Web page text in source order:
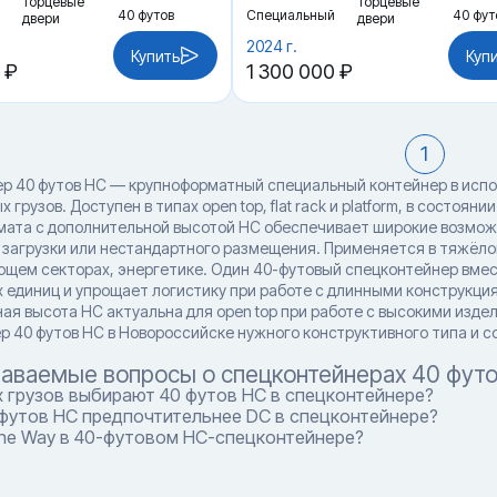
двери
40 футов
₽
Купить
Специальный
двери
40
2024 г.
1 300 000 ₽
1
40 футов HC — крупноформатный специальный контейнер в
грузов. Доступен в типах open top, flat rack и platform, в
с дополнительной высотой HC обеспечивает широкие
или нестандартного размещения. Применяется в
секторах, энергетике. Один 40-футовый спецконтейнер
единиц и упрощает логистику при работе с длинными
высота HC актуальна для open top при работе с высокими
40 футов HC в Новороссийске нужного конструктивного типа
вопросы о спецконтейнерах 40
выбирают 40 футов HC в спецконтейнере?
HC предпочтительнее DC в спецконтейнере?
Way в 40-футовом HC-спецконтейнере?